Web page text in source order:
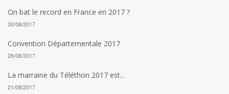
On bat le record en France en 2017 ?
30/08/2017
Convention Départementale 2017
28/08/2017
La marraine du Téléthon 2017 est...
21/08/2017